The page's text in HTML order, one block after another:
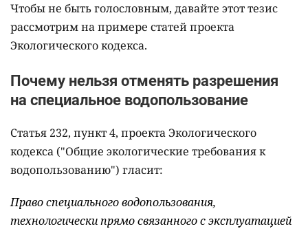
Чтобы не быть голословным, давайте этот тезис
рассмотрим на примере статей проекта
Экологического кодекса.
Почему нельзя отменять разрешения
на специальное водопользование
Статья 232, пункт 4, проекта Экологического
кодекса ("Общие экологические требования к
водопользованию") гласит:
Право специального водопользования,
технологически прямо связанного с эксплуатацией